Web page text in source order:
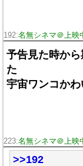
192:名無シネマ＠上映
予告見た時か
た
宇宙ワンコか
223:名無シネマ＠上映
>>192